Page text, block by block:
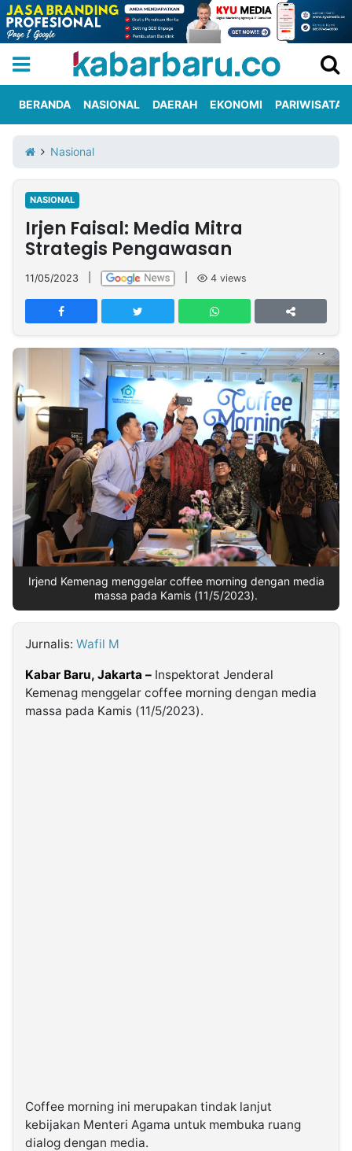
Iklan
Berita
Kami
Nasional
International
Olahraga
Entertainment
Daerah
Pariwisata
Kuliner
Kolom
Network
PT
TREETAN
MULTIMEDIA
Partner
Insight
NTB
Suara
Time
Lens
IDN
Daily
Jogja
Jalan
Rakyat
Idealita
News
Kita
Notice
Dinamikapost.com
Radar
Baru
Seedbacklink
Follow
Kabarbaru
BERANDA NASIONAL DAERAH EKONOMI PARIWISATA
Nasional
NASIONAL
Irjen Faisal: Media Mitra
Strategis Pengawasan
11/05/2023 4 views
Irjend Kemenag menggelar coffee morning dengan media
massa pada Kamis (11/5/2023).
Jurnalis: Wafil M
Kabar Baru, Jakarta – Inspektorat Jenderal
Kemenag menggelar coffee morning dengan media
massa pada Kamis (11/5/2023).
Coffee morning ini merupakan tindak lanjut
kebijakan Menteri Agama untuk membuka ruang
dialog dengan media.